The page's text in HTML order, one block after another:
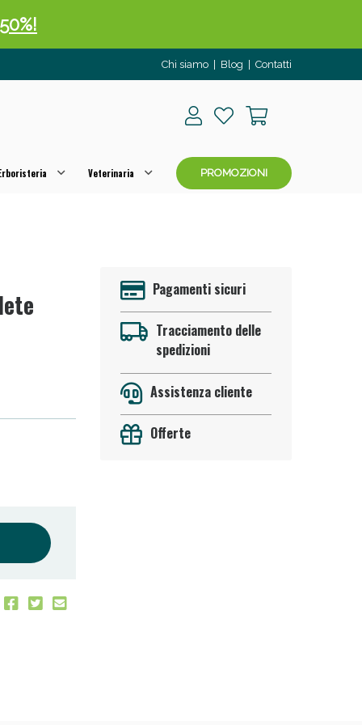
Chi siamo Blog Contatti
Veterinaria PROMOZIONI
Pagamenti sicuri
Tracciamento delle
spedizioni
Assistenza cliente
Offerte